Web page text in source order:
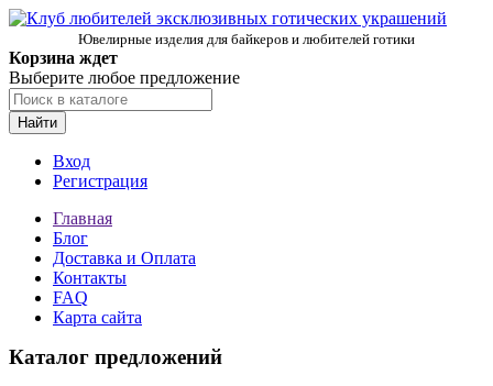
Ювелирные изделия для байкеров и любителей готики
Корзина ждет
Выберите любое предложение
Найти
Вход
Регистрация
Главная
Блог
Доставка и Оплата
Контакты
FAQ
Карта сайта
Каталог предложений